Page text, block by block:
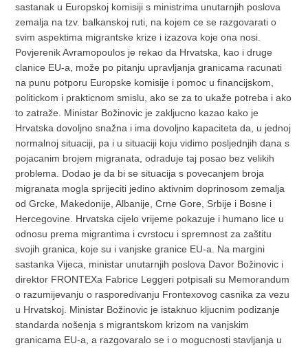
sastanak u Europskoj komisiji s ministrima unutarnjih poslova
zemalja na tzv. balkanskoj ruti, na kojem ce se razgovarati o
svim aspektima migrantske krize i izazova koje ona nosi.
Povjerenik Avramopoulos je rekao da Hrvatska, kao i druge
clanice EU-a, može po pitanju upravljanja granicama racunati
na punu potporu Europske komisije i pomoc u financijskom,
politickom i prakticnom smislu, ako se za to ukaže potreba i ako
to zatraže. Ministar Božinovic je zakljucno kazao kako je
Hrvatska dovoljno snažna i ima dovoljno kapaciteta da, u jednoj
normalnoj situaciji, pa i u situaciji koju vidimo posljednjih dana s
pojacanim brojem migranata, odraduje taj posao bez velikih
problema. Dodao je da bi se situacija s povecanjem broja
migranata mogla sprijeciti jedino aktivnim doprinosom zemalja
od Grcke, Makedonije, Albanije, Crne Gore, Srbije i Bosne i
Hercegovine. Hrvatska cijelo vrijeme pokazuje i humano lice u
odnosu prema migrantima i cvrstocu i spremnost za zaštitu
svojih granica, koje su i vanjske granice EU-a. Na margini
sastanka Vijeca, ministar unutarnjih poslova Davor Božinovic i
direktor FRONTEXa Fabrice Leggeri potpisali su Memorandum
o razumijevanju o rasporedivanju Frontexovog casnika za vezu
u Hrvatskoj. Ministar Božinovic je istaknuo kljucnim podizanje
standarda nošenja s migrantskom krizom na vanjskim
granicama EU-a, a razgovaralo se i o mogucnosti stavljanja u